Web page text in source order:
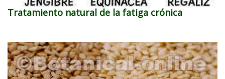
Tratamiento natural de la fatiga crónica